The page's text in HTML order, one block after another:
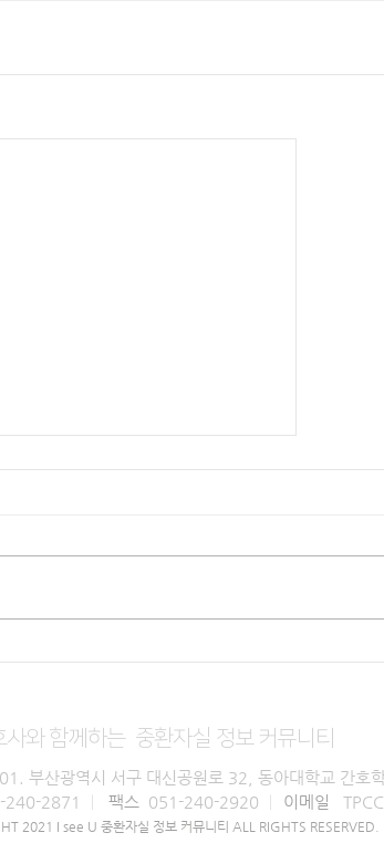
전실스트레스
사와 함께하는 중환자실 정보 커뮤니티
부산광역시 서구 대신공원로 32, 동아대학교 간호
240-2871 팩스 051-240-2920 이메일
2021 I see U 중환자실 정보 커뮤니티 ALL RIGHTS RESERVED.